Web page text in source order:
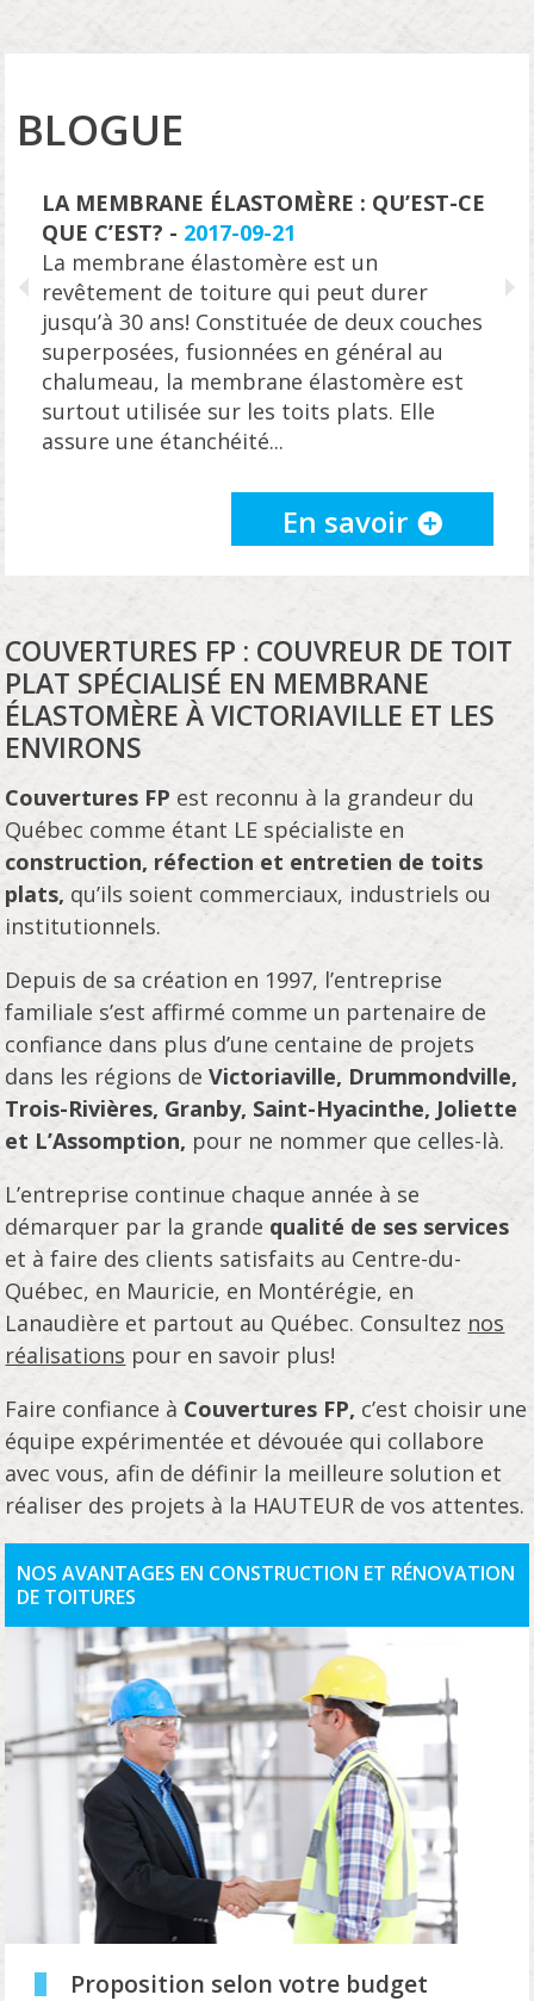
BLOGUE
: QU’EST-CE
un
durer
deux couches
général au
est
plats. Elle
AS-TU PENSÉ DEVENIR
2017-05-03
Le métier de couvreur est
qui offre de belles
des conditions de travail très
avantageuses. Les
en toiture comme la nôtre
couvreurs minutieux et
souhaites en savoir plus sur
En
COUVERTURES FP : COUVREUR DE TOIT
PLAT SPÉCIALISÉ EN MEMBRANE
ÉLASTOMÈRE À VICTORIAVILLE ET LES
ENVIRONS
Couvertures FP est reconnu à la grandeur du
Québec comme étant LE spécialiste en
construction, réfection et entretien de toits
plats, qu’ils soient commerciaux, industriels ou
institutionnels.
Depuis de sa création en 1997, l’entreprise
familiale s’est affirmé comme un partenaire de
confiance dans plus d’une centaine de projets
dans les régions deVictoriaville, Drummondville,
Trois-Rivières, Granby, Saint-Hyacinthe, Joliette
et L’Assomption, pour ne nommer que celles-là.
L’entreprise continue chaque année à se
démarquer par la grande qualité de ses services
et à faire des clients satisfaits au Centre-du-
Québec, en Mauricie, en Montérégie, en
Lanaudière et partout au Québec. Consultez nos
réalisations pour en savoir plus!
Faire confiance à Couvertures FP, c’est choisir une
équipe expérimentée et dévouée qui collabore
avec vous, afin de définir la meilleure solution et
réaliser des projets à la HAUTEUR de vos attentes.
NOS AVANTAGES EN CONSTRUCTION ET RÉNOVATION
DE TOITURES
Proposition selon votre budget